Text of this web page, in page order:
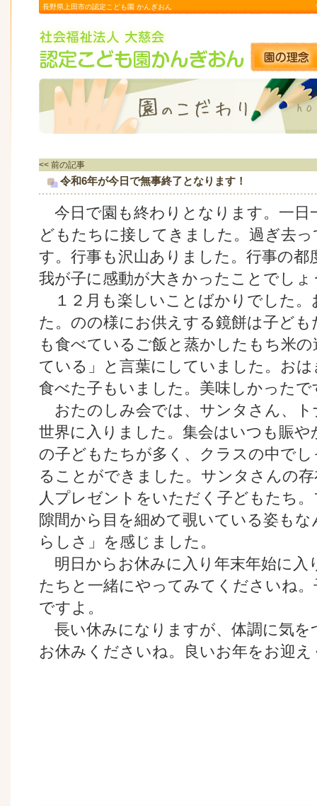
長野県上田市の認定こども園 かんぎおん
<< 前の記事
令和6年が今日で無事終了となります！
今日で園も終わりとなります。一日
どもたちに接してきました。過ぎ去
す。行事も沢山ありました。行事の
我が子に感動が大きかったことでしょ
１２月も楽しいことばかりでした。
た。のの様にお供えする鏡餅は子ど
も食べているご飯と蒸かしたもち米
ている」と言葉にしていました。お
食べた子もいました。美味しかったで
おたのしみ会では、サンタさん、ト
世界に入りました。集会はいつも賑
の子どもたちが多く、クラスの中で
ることができました。サンタさんの
人プレゼントをいただく子どもたち
隙間から目を細めて覗いている姿も
らしさ」を感じました。
明日からお休みに入り年末年始に入
たちと一緒にやってみてくださいね
ですよ。
長い休みになりますが、体調に気を
お休みくださいね。良いお年をお迎